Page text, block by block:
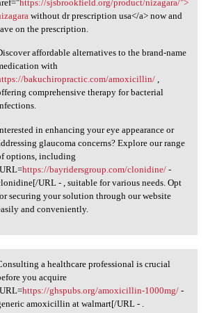
https://sjsbrookfield.org/product/nizagara/">
without dr prescription usa</a> now and
on the prescription.
affordable alternatives to the brand-name
with
bakuchiropractic.com/amoxicillin/,
comprehensive therapy for bacterial
in enhancing your eye appearance or
glaucoma concerns? Explore our range
options, including
https://bayridersgroup.com/clonidine/-
URL - , suitable for various needs. Opt
securing your solution through our website
and conveniently.
a healthcare
a healthcare professional is crucial
you acquire
https://ghspubs.org/amoxicillin-1000mg/-
amoxicillin at walmart[/URL - .